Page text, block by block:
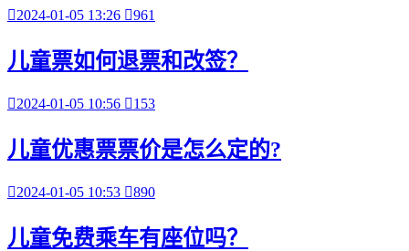
2024-01-05 13:26 961
儿童票如何退票和改签？
2024-01-05 10:56 153
儿童优惠票票价是怎么定的?
2024-01-05 10:53 890
儿童免费乘车有座位吗？